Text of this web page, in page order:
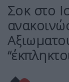
Σοκ στο